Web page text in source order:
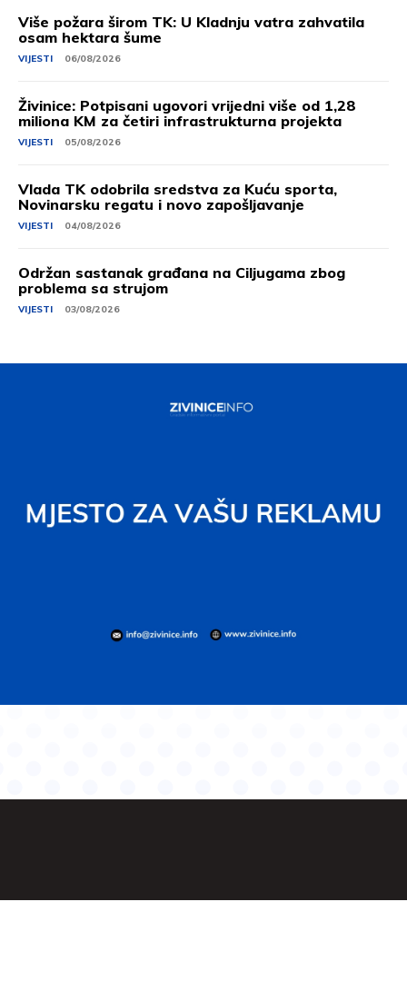
Više požara širom TK: U Kladnju vatra zahvatila
osam hektara šume
VIJESTI 06/08/2026
Živinice: Potpisani ugovori vrijedni više od 1,28
miliona KM za četiri infrastrukturna projekta
VIJESTI 05/08/2026
Vlada TK odobrila sredstva za Kuću sporta,
Novinarsku regatu i novo zapošljavanje
VIJESTI 04/08/2026
Održan sastanak građana na Ciljugama zbog
problema sa strujom
VIJESTI 03/08/2026